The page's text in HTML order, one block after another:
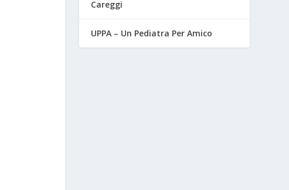
Careggi
UPPA – Un Pediatra Per Amico